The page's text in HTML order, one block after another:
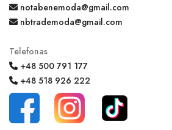
notabenemoda@gmail.com
nbtrademoda@gmail.com
Telefonas
+48 500 791 177
+48 518 926 222